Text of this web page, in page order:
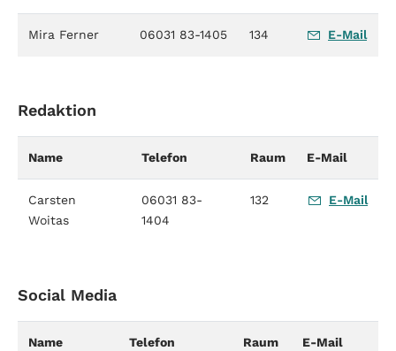
Mira Ferner 06031 83-1405 134 E-Mail
Redaktion
Name Telefon Raum E-Mail
Carsten
Woitas
06031 83-
1404
132 E-Mail
Social Media
Name Telefon Raum E-Mail